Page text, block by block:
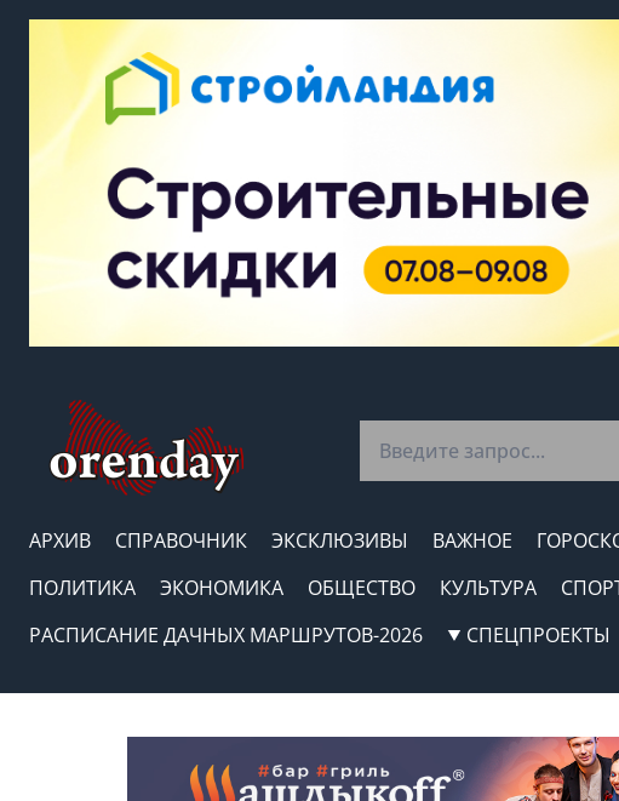
АРХИВ СПРАВОЧНИК ЭКСКЛЮЗИВЫ ВАЖНОЕ
ПОЛИТИКА
ЭКОНОМИКА ОБЩЕСТВО КУЛЬТУРА
РАСПИСАНИЕ ДАЧНЫХ МАРШРУТОВ-2026
СПЕЦПРОЕКТЫ